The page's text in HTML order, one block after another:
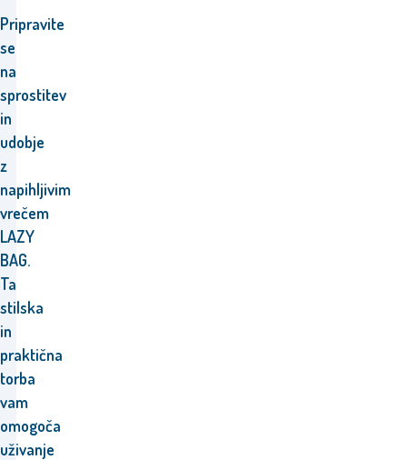
Pripravite
se
na
sprostitev
in
udobje
z
napihljivim
vrečem
LAZY
BAG.
Ta
stilska
in
praktična
torba
vam
omogoča
uživanje